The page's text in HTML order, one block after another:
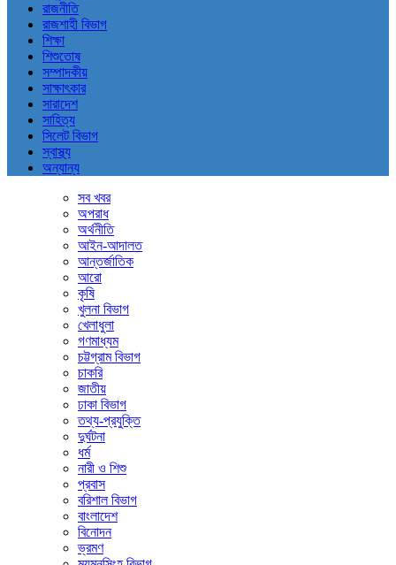
রাজনীতি
রাজশাহী বিভাগ
শিক্ষা
শিশুতোষ
সম্পাদকীয়
সাক্ষাৎকার
সারাদেশ
সাহিত্য
সিলেট বিভাগ
স্বাস্থ্য
অন্যান্য
সব খবর
অপরাধ
অর্থনীতি
আইন-আদালত
আন্তর্জাতিক
আরো
কৃষি
খুলনা বিভাগ
খেলাধুলা
গণমাধ্যম
চট্টগ্রাম বিভাগ
চাকরি
জাতীয়
ঢাকা বিভাগ
তথ্য-প্রযুক্তি
দুর্ঘটনা
ধর্ম
নারী ও শিশু
প্রবাস
বরিশাল বিভাগ
বাংলাদেশ
বিনোদন
ভ্রমণ